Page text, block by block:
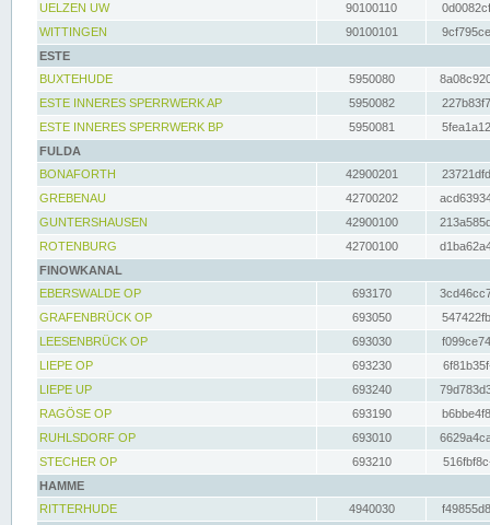
UELZEN UW
90100110
WITTINGEN
90100101
ESTE
BUXTEHUDE
5950080
ESTE INNERES SPERRWERK AP
5950082
ESTE INNERES SPERRWERK BP
5950081
FULDA
BONAFORTH
42900201
GREBENAU
42700202
GUNTERSHAUSEN
42900100
ROTENBURG
42700100
FINOWKANAL
EBERSWALDE OP
693170
GRAFENBRÜCK OP
693050
LEESENBRÜCK OP
693030
LIEPE OP
693230
LIEPE UP
693240
RAGÖSE OP
693190
RUHLSDORF OP
693010
STECHER OP
693210
HAMME
RITTERHUDE
4940030